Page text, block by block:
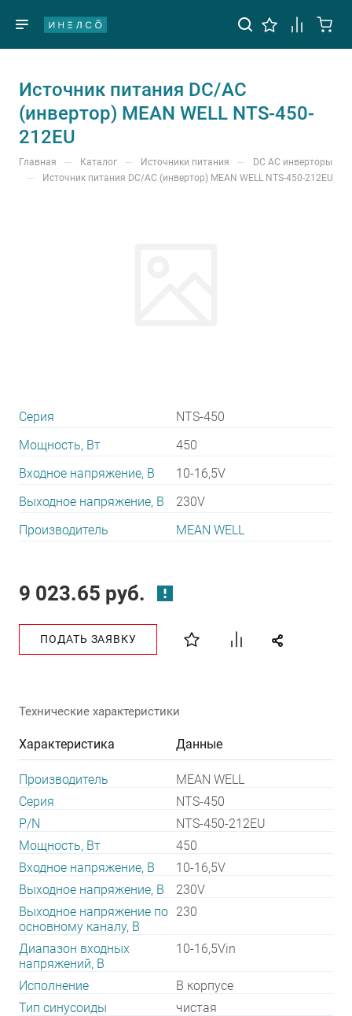
Источник питания DC/AC
(инвертор) MEAN WELL NTS-450-
212EU
Главная — Каталог — Источники питания — DC AC инверторы
— Источник питания DC/AC (инвертор) MEAN WELL NTS-450-212EU
Серия
NTS-450
Мощность, Вт
450
Входное напряжение, В
10-16,5V
Выходное напряжение, В
230V
Производитель
MEAN WELL
9 023.65 руб.
ПОДАТЬ ЗАЯВКУ
Технические характеристики
Характеристика Данные
Производитель
MEAN WELL
Серия
NTS-450
P/N
NTS-450-212EU
Мощность, Вт
450
Входное напряжение, В
10-16,5V
Выходное напряжение, В
230V
Выходное напряжение по
основному каналу, В
230
Диапазон входных
напряжений, В
10-16,5Vin
Исполнение
В корпусе
Тип синусоиды
чистая